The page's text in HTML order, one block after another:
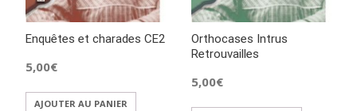
Enquêtes et charades CE2
5,00€
AJOUTER AU PANIER
Orthocases Intrus
Retrouvailles
5,00€